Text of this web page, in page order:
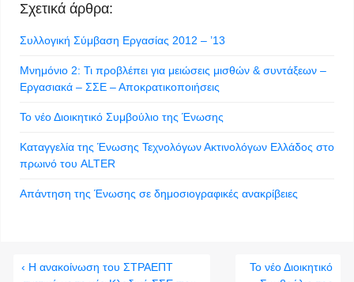
Σχετικά άρθρα:
Συλλογική Σύμβαση Εργασίας 2012 – ’13
Μνημόνιο 2: Τι προβλέπει για μειώσεις μισθών & συντάξεων –
Εργασιακά – ΣΣΕ – Αποκρατικοποιήσεις
Το νέο Διοικητικό Συμβούλιο της Ένωσης
Καταγγελία της Ένωσης Τεχνολόγων Ακτινολόγων Ελλάδος στο
πρωινό του ALTER
Απάντηση της Ένωσης σε δημοσιογραφικές ανακρίβειες
‹ Η ανακοίνωση του ΣΤΡΑΕΠΤ
Το νέο Διοικητικό